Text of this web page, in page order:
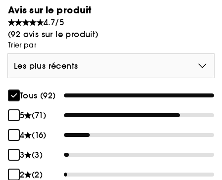
Avis sur le produit
4.7/5
(92 avis sur le produit)
Trier par
Les plus récents
Tous (92)
5
(71)
4
(16)
3
(3)
2
(2)